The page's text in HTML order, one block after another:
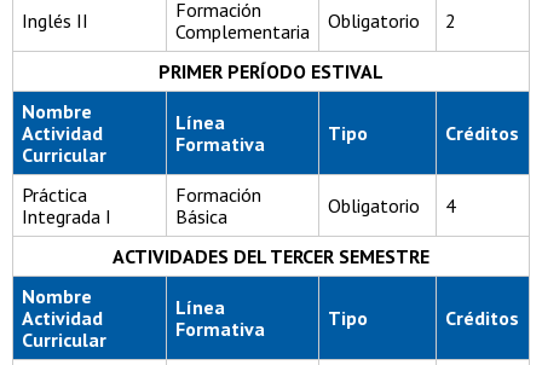
Inglés II
Formación
Complementaria
Obligatorio 2
PRIMER PERÍODO ESTIVAL
Nombre
Actividad
Curricular
Línea
Formativa
Tipo Créditos
Práctica
Integrada I
Formación
Básica
Obligatorio 4
ACTIVIDADES DEL TERCER SEMESTRE
Nombre
Actividad
Curricular
Línea
Formativa
Tipo Créditos